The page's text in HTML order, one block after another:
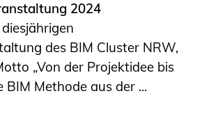
2024
des BIM Cluster NRW,
„Von der Projektidee bis
BIM Methode aus der ...